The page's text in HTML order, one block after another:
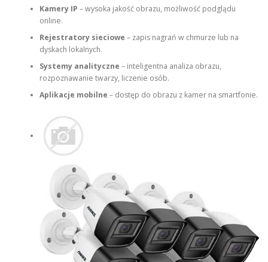
Kamery IP – wysoka jakość obrazu, możliwość podglądu
online.
Rejestratory sieciowe – zapis nagrań w chmurze lub na
dyskach lokalnych.
Systemy analityczne – inteligentna analiza obrazu,
rozpoznawanie twarzy, liczenie osób.
Aplikacje mobilne – dostęp do obrazu z kamer na smartfonie.